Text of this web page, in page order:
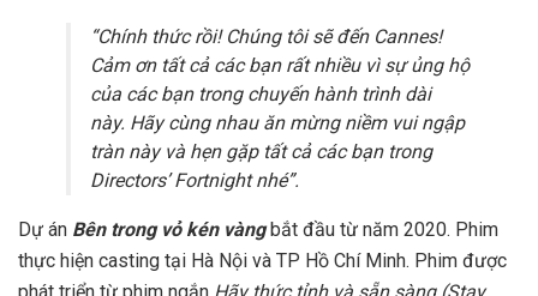
“Chính thức rồi! Chúng tôi sẽ đến Cannes!
Cảm ơn tất cả các bạn rất nhiều vì sự ủng hộ
của các bạn trong chuyến hành trình dài
này. Hãy cùng nhau ăn mừng niềm vui ngập
tràn này và hẹn gặp tất cả các bạn trong
Directors’ Fortnight nhé”.
Dự án Bên trong vỏ kén vàngbắt đầu từ năm 2020. Phim
thực hiện casting tại Hà Nội và TP Hồ Chí Minh. Phim được